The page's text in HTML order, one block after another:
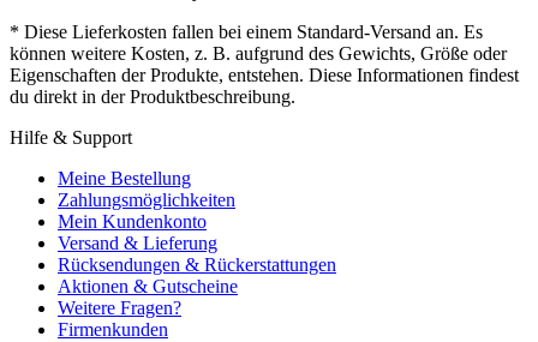
* Diese Lieferkosten fallen bei einem Standard-Versand an. Es
können weitere Kosten, z. B. aufgrund des Gewichts, Größe oder
Eigenschaften der Produkte, entstehen. Diese Informationen findest
du direkt in der Produktbeschreibung.
Hilfe & Support
Meine Bestellung
Zahlungsmöglichkeiten
Mein Kundenkonto
Versand & Lieferung
Rücksendungen & Rückerstattungen
Aktionen & Gutscheine
Weitere Fragen?
Firmenkunden